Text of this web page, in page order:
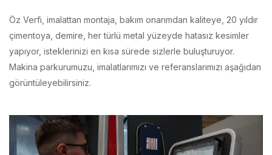
yapıyor, isteklerinizi en kısa sürede sizlerle buluşturuyor.
Makina parkurumuzu, imalatlarımızı ve referanslarımızı aşağıdan
görüntüleyebilirsiniz.